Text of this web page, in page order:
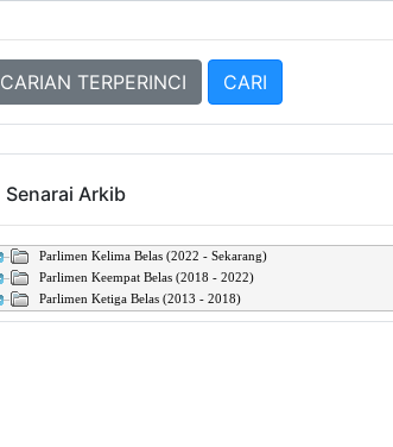
CARIAN TERPERINCI
Senarai Arkib
Parlimen Kelima Belas (2022 - Sekarang)
Parlimen Keempat Belas (2018 - 2022)
Parlimen Ketiga Belas (2013 - 2018)